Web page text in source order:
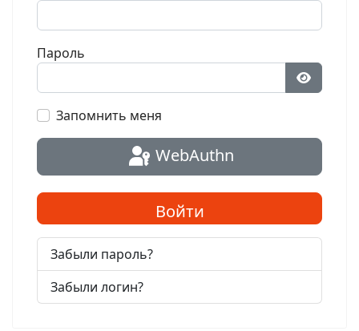
Пароль
Запомнить меня
WebAuthn
Войти
Забыли пароль?
Забыли логин?